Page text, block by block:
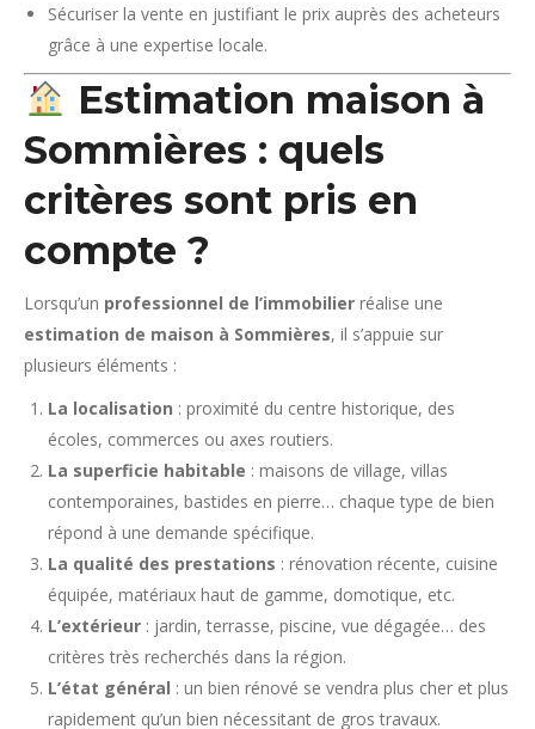
Sécuriser la vente en justifiant le prix auprès des acheteurs
grâce à une expertise locale.
Estimation maison à
Sommières : quels
critères sont pris en
compte ?
Lorsqu’un professionnel de l’immobilier réalise une
estimation de maison à Sommières, il s’appuie sur
plusieurs éléments :
La localisation : proximité du centre historique, des
écoles, commerces ou axes routiers.
La superficie habitable : maisons de village, villas
contemporaines, bastides en pierre… chaque type de bien
répond à une demande spécifique.
La qualité des prestations : rénovation récente, cuisine
équipée, matériaux haut de gamme, domotique, etc.
L’extérieur : jardin, terrasse, piscine, vue dégagée… des
critères très recherchés dans la région.
L’état général : un bien rénové se vendra plus cher et plus
rapidement qu’un bien nécessitant de gros travaux.